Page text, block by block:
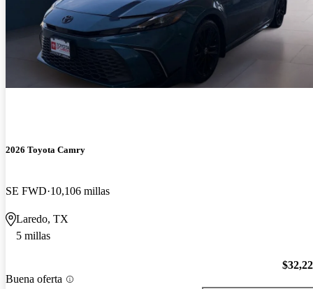
2026 Toyota Camry
SE FWD 10,106 millas
Laredo, TX
5 millas
Buena oferta